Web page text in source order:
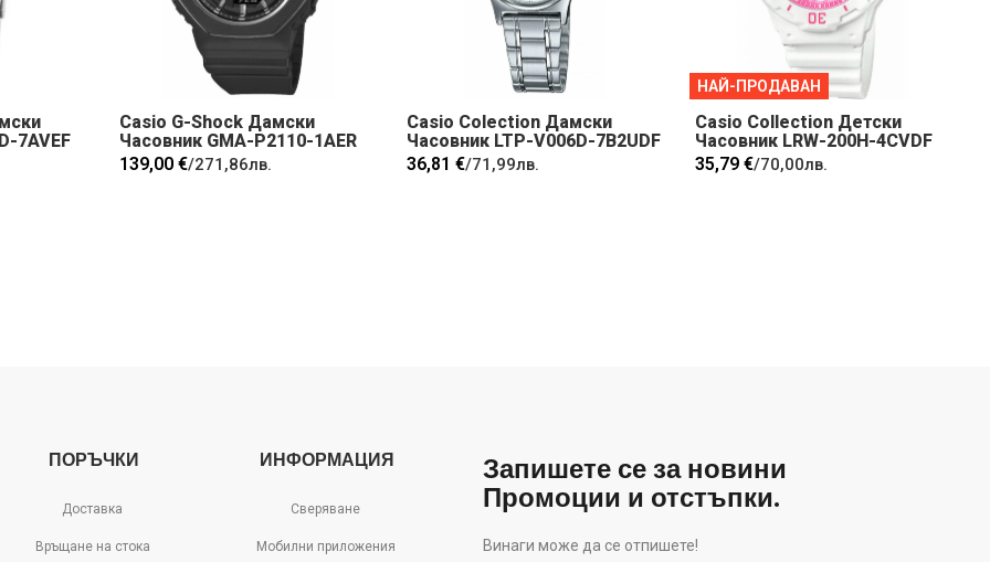
7AVEF
Casio G-Shock Дамски
Часовник GMA-P2110-1AER
139,00 €/271,86лв.
Casio Colection Дамски
Часовник LTP-V006D-7B2UDF
36,81 €/71,99лв.
НАЙ-ПРОДАВАН
Casio Collection Детски
Часовник LRW-200H-4CVDF
35,79 €/70,00лв.
Запишете се за новини
Промоции и отстъпки.
Винаги може да се отпишете!
ПОРЪЧКИ
Доставка
Връщане на стока
ИНФОРМАЦИЯ
Сверяване
Мобилни приложения